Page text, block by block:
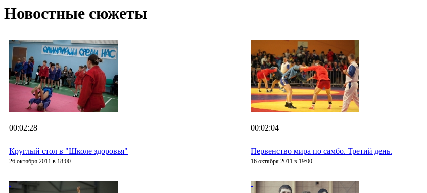
Новостные сюжеты
00:02:28
Круглый стол в "Школе здоровья"
26 октября 2011 в 18:00
00:02:04
Первенство мира по самбо. Третий день.
16 октября 2011 в 19:00